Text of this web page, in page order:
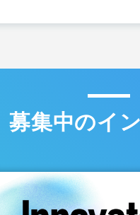
募集中のイ